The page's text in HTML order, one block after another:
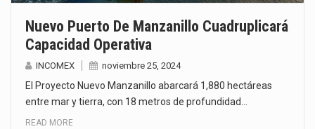
Nuevo Puerto De Manzanillo Cuadruplicará
Capacidad Operativa
INCOMEX noviembre 25, 2024
El Proyecto Nuevo Manzanillo abarcará 1,880 hectáreas
entre mar y tierra, con 18 metros de profundidad…
READ MORE